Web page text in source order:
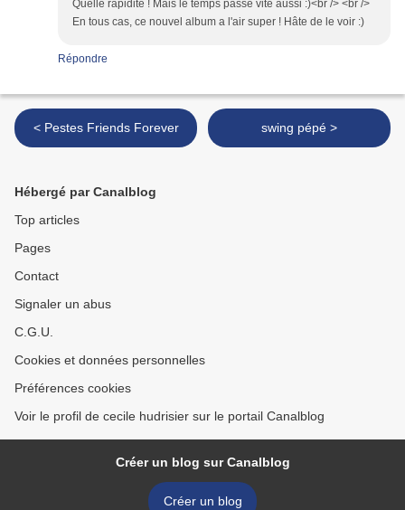
Quelle rapidité ! Mais le temps passe vite aussi :)<br /> <br />
En tous cas, ce nouvel album a l'air super ! Hâte de le voir :)
Répondre
< Pestes Friends Forever swing pépé >
Hébergé par Canalblog
Top articles
Pages
Contact
Signaler un abus
C.G.U.
Cookies et données personnelles
Préférences cookies
Voir le profil de cecile hudrisier sur le portail Canalblog
Créer un blog sur Canalblog
Créer un blog